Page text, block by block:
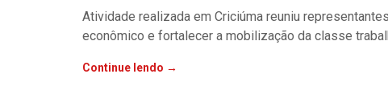
Atividade realizada em Criciúma reuniu
econômico e fortalecer a mobilização da classe
Continue lendo →